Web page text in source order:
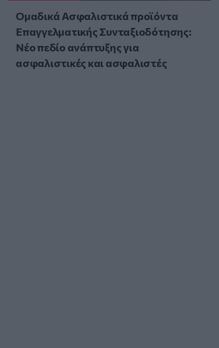
Ομαδικά Ασφαλιστικά προϊόντα
Επαγγελματικής Συνταξιοδότησης:
Νέο πεδίο ανάπτυξης για
ασφαλιστικές και ασφαλιστές